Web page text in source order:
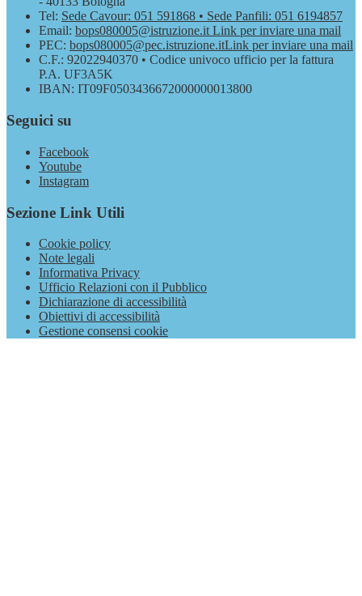
Tel: Sede Cavour: 051 591868 • Sede Panfili: 051 6194857
Email: bops080005@istruzione.itLink per inviare una mail
PEC: bops080005@pec.istruzione.itLink per inviare una mail
C.F.: 92022940370 • Codice univoco ufficio per la fattura
P.A. UF3A5K
IBAN: IT09F0503436672000000013800
Seguici su
Facebook
Youtube
Instagram
Sezione Link Utili
Cookie policy
Note legali
Informativa Privacy
Ufficio Relazioni con il Pubblico
Dichiarazione di accessibilità
Obiettivi di accessibilità
Gestione consensi cookie